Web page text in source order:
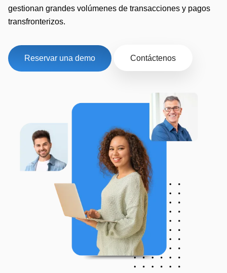
gestionan grandes volúmenes de transacciones y pagos
transfronterizos.
Reservar una demo Contáctenos